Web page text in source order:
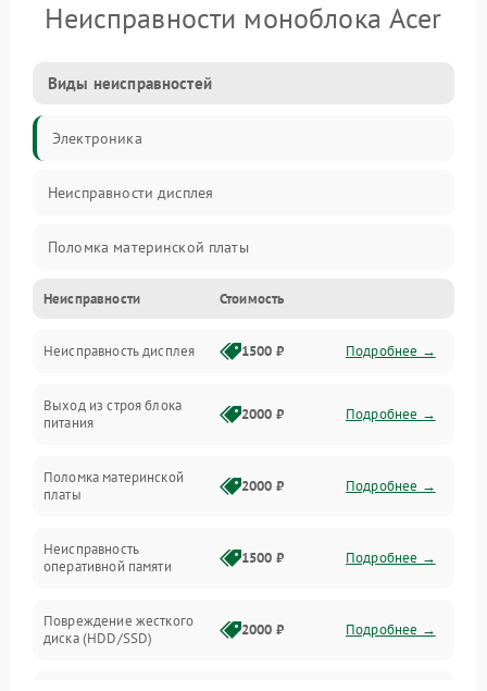
Неисправности моноблока Acer
Виды неисправностей
Электроника
Неисправности дисплея
Поломка материнской платы
Неисправность системы охлаждения
Неисправность BIOS
Повреждение корпуса
Повреждение разъёмов (USB, HDMI и др.)
Поломка видеокарты
Неисправности Стоимость
Неисправность дисплея 1500 ₽ Подробнее →
Выход из строя блока
питания
2000 ₽ Подробнее →
Поломка материнской
платы
2000 ₽ Подробнее →
Неисправность
оперативной памяти
1500 ₽ Подробнее →
Повреждение жесткого
диска (HDD/SSD)
2000 ₽ Подробнее →